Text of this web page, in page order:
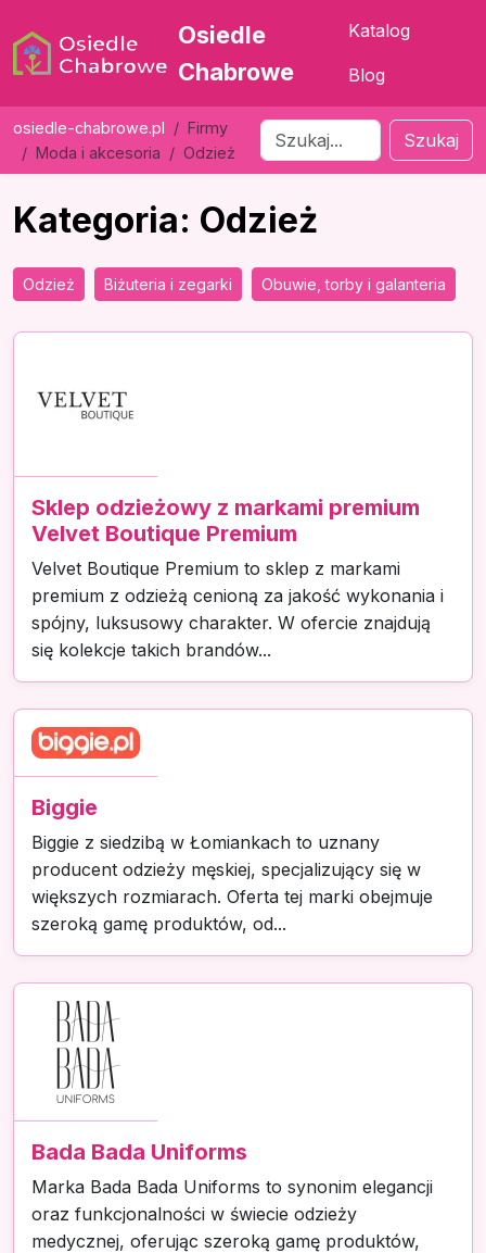
Osiedle
Chabrowe
Katalog
Blog
osiedle-chabrowe.pl
Firmy
Moda i akcesoria
Odzież
Szukaj
Kategoria: Odzież
Odzież Biżuteria i zegarki Obuwie, torby i galanteria
Sklep odzieżowy z markami premium
Velvet Boutique Premium
Velvet Boutique Premium to sklep z markami
premium z odzieżą cenioną za jakość wykonania i
spójny, luksusowy charakter. W ofercie znajdują
się kolekcje takich brandów...
Biggie
Biggie z siedzibą w Łomiankach to uznany
producent odzieży męskiej, specjalizujący się w
większych rozmiarach. Oferta tej marki obejmuje
szeroką gamę produktów, od...
Bada Bada Uniforms
Marka Bada Bada Uniforms to synonim elegancji
oraz funkcjonalności w świecie odzieży
medycznej, oferując szeroką gamę produktów,